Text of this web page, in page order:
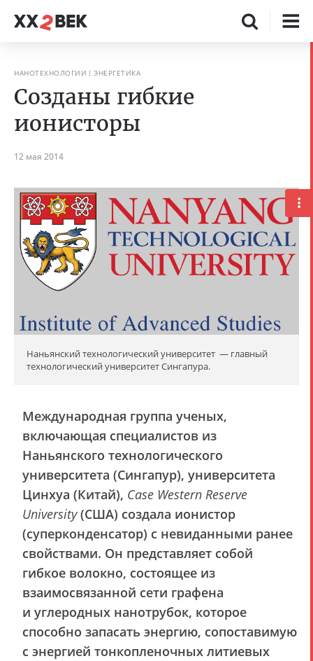
НАНОТЕХНОЛОГИИ ЭНЕРГЕТИКА
Созданы гибкие
ионисторы
12 мая 2014
Наньянский технологический университет — главный
технологический университет Сингапура.
Международная группа ученых,
включающая специалистов из
Наньянского технологического
университета (Сингапур), университета
Цинхуа (Китай), Case Western Reserve
University(США) создала ионистор
(суперконденсатор) с невиданными ранее
свойствами. Он представляет собой
гибкое волокно, состоящее из
взаимосвязанной сети графена
и углеродных нанотрубок, которое
способно запасать энергию, сопоставимую
с энергией тонкопленочных литиевых